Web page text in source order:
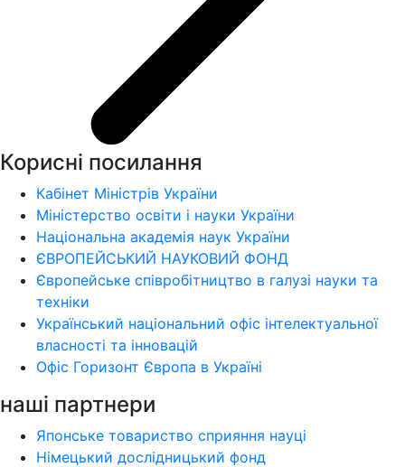
Корисні посилання
Кабінет Міністрів України
Міністерство освіти і науки України
Національна академія наук України
ЄВРОПЕЙСЬКИЙ НАУКОВИЙ ФОНД
Європейське співробітництво в галузі науки та
техніки
Український національний офіс інтелектуальної
власності та інновацій
Офіс Горизонт Європа в Україні
наші партнери
Японське товариство сприяння науці
Німецький дослідницький фонд